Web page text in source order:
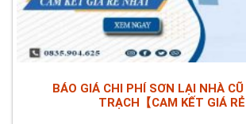
BÁO GIÁ CHI PHÍ SƠN LẠI NHÀ
TRẠCH【CAM KẾT GIÁ RẺ